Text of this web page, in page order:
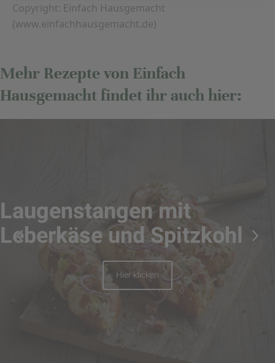
Copyright: Einfach Hausgemacht
(www.einfachhausgemacht.de)
Mehr Rezepte von Einfach
Hausgemacht findet ihr auch hier:
Laugenstangen mit
Leberkäse und Spitzkohl
Hier klicken